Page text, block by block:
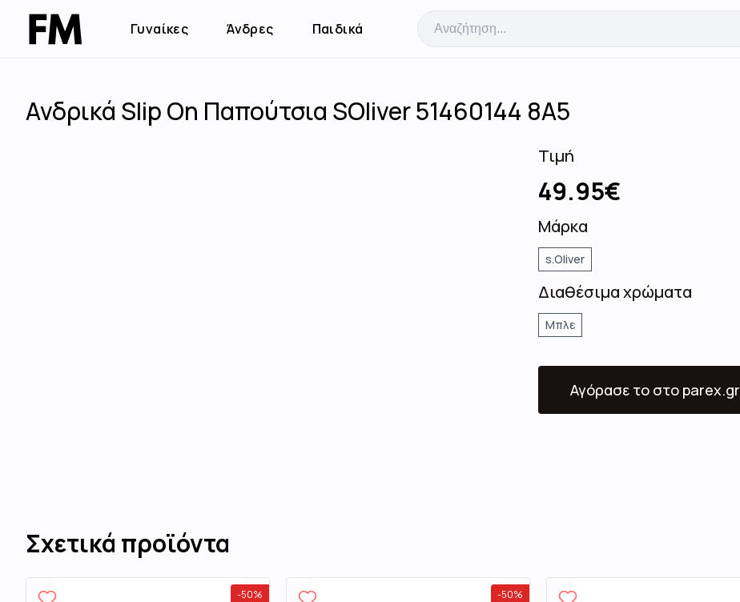
Γυναίκες Άνδρες Παιδικά
Ανδρικά Slip On Παπούτσια SOliver 51460144 8A5
Τιμή
49.95€
Μάρκα
s.Oliver
Διαθέσιμα χρώματα
Μπλε
Αγόρασε το στο parex.gr
Σχετικά προϊόντα
-50% -50%